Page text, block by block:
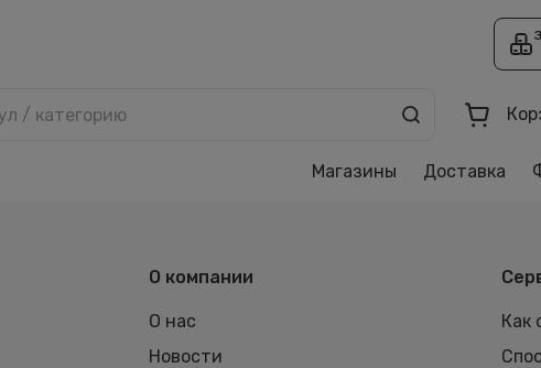
Магазины Доставка
О компании
О нас
Новости
Как